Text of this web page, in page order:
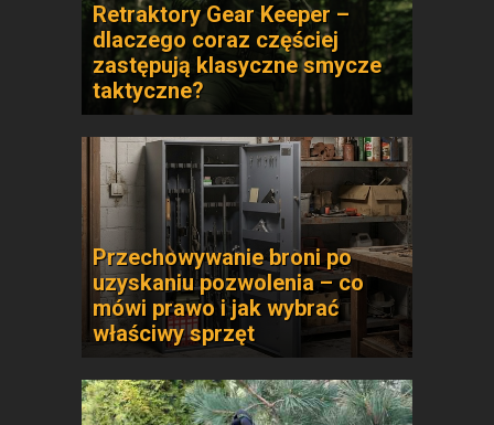
Retraktory Gear Keeper –
dlaczego coraz częściej
zastępują klasyczne smycze
taktyczne?
Przechowywanie broni po
uzyskaniu pozwolenia – co
mówi prawo i jak wybrać
właściwy sprzęt